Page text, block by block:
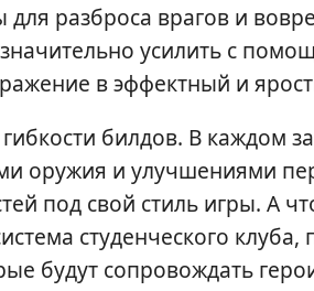
разброса врагов и
усилить с
в эффектный и
билдов. В каждом
оружия и улучшениями
под свой стиль игры. А
студенческого
будут сопровождать